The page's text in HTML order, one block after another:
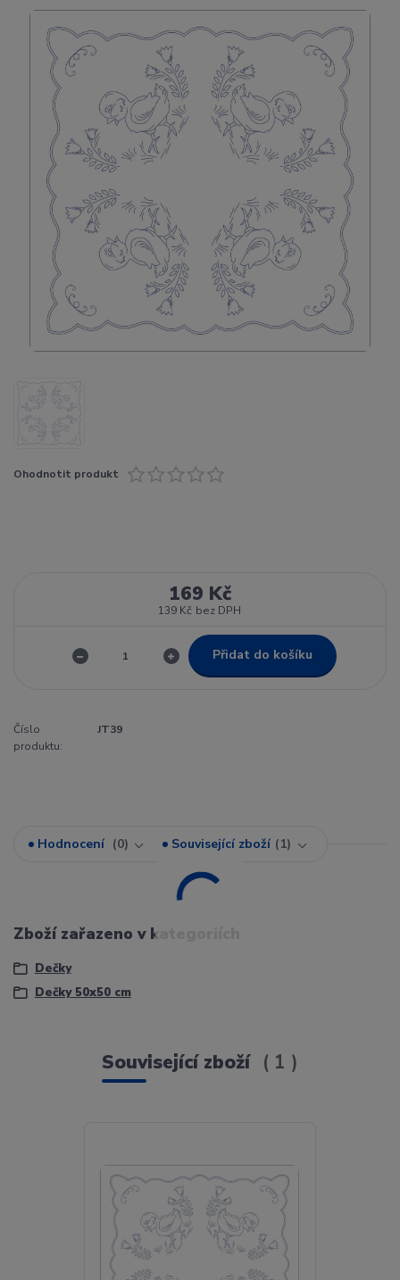
Ohodnotit produkt
169 Kč
139 Kč bez DPH
Přidat do košíku
Číslo
produktu:
JT39
Hodnocení 0 Související zboží 1
Zboží zařazeno v kategoriích
Dečky
Dečky 50x50 cm
Související zboží 1